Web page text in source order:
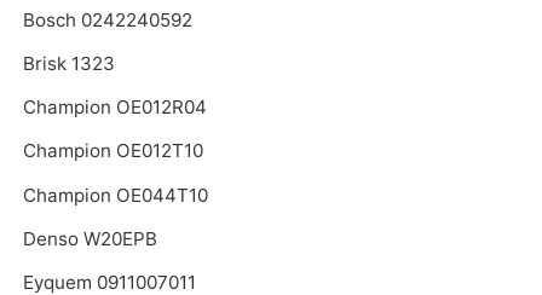
Bosch 0242240592
Brisk 1323
Champion OE012R04
Champion OE012T10
Champion OE044T10
Denso W20EPB
Eyquem 0911007011